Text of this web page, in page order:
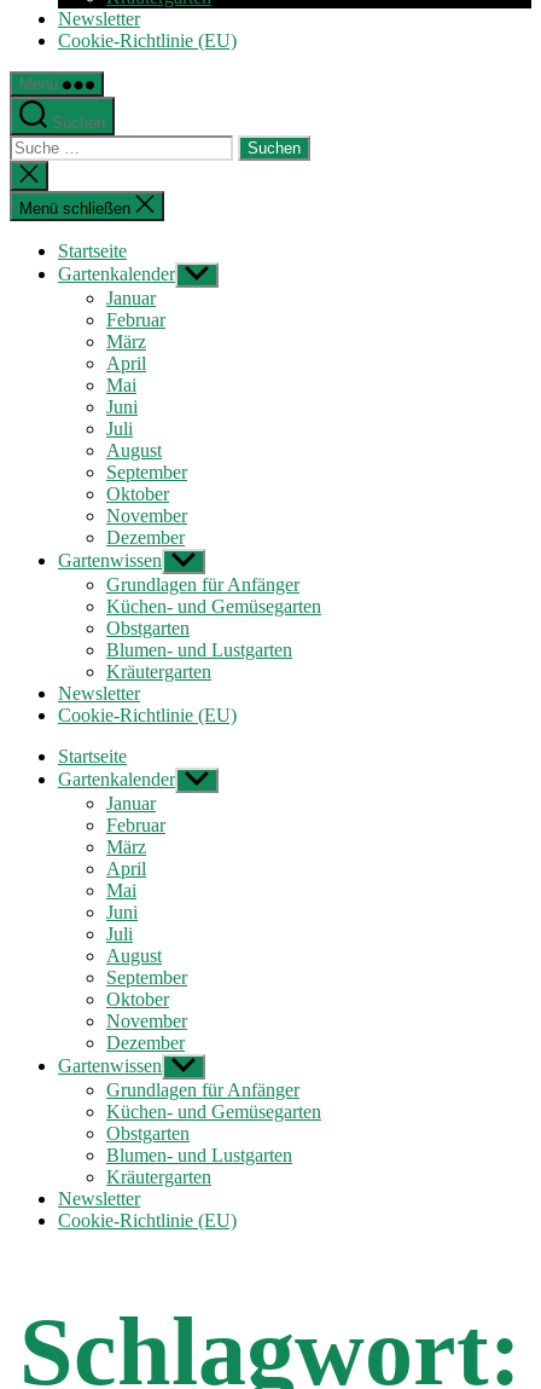
Newsletter
Cookie-Richtlinie (EU)
Menü
Suchen
Suche
nach:
Suche
schließen
Menü schließen
Startseite
Gartenkalender Untermenü
anzeigen
Januar
Februar
März
April
Mai
Juni
Juli
August
September
Oktober
November
Dezember
Gartenwissen Untermenü
anzeigen
Grundlagen für Anfänger
Küchen- und Gemüsegarten
Obstgarten
Blumen- und Lustgarten
Kräutergarten
Newsletter
Cookie-Richtlinie (EU)
Startseite
Gartenkalender Untermenü
anzeigen
Januar
Februar
März
April
Mai
Juni
Juli
August
September
Oktober
November
Dezember
Gartenwissen Untermenü
anzeigen
Grundlagen für Anfänger
Küchen- und Gemüsegarten
Obstgarten
Blumen- und Lustgarten
Kräutergarten
Newsletter
Cookie-Richtlinie (EU)
Schlagwort: